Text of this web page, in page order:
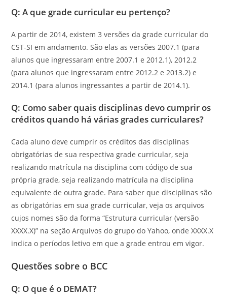
Q: A que grade curricular eu pertenço?
A partir de 2014, existem 3 versões da grade curricular do
CST-SI em andamento. São elas as versões 2007.1 (para
alunos que ingressaram entre 2007.1 e 2012.1), 2012.2
(para alunos que ingressaram entre 2012.2 e 2013.2) e
2014.1 (para alunos ingressantes a partir de 2014.1).
Q: Como saber quais disciplinas devo cumprir os
créditos quando há várias grades curriculares?
Cada aluno deve cumprir os créditos das disciplinas
obrigatórias de sua respectiva grade curricular, seja
realizando matrícula na disciplina com código de sua
própria grade, seja realizando matrícula na disciplina
equivalente de outra grade. Para saber que disciplinas são
as obrigatórias em sua grade curricular, veja os arquivos
cujos nomes são da forma “Estrutura curricular (versão
XXXX.X)” na seção Arquivos do grupo do Yahoo, onde XXXX.X
indica o períodos letivo em que a grade entrou em vigor.
Questões sobre o BCC
Q: O que é o DEMAT?